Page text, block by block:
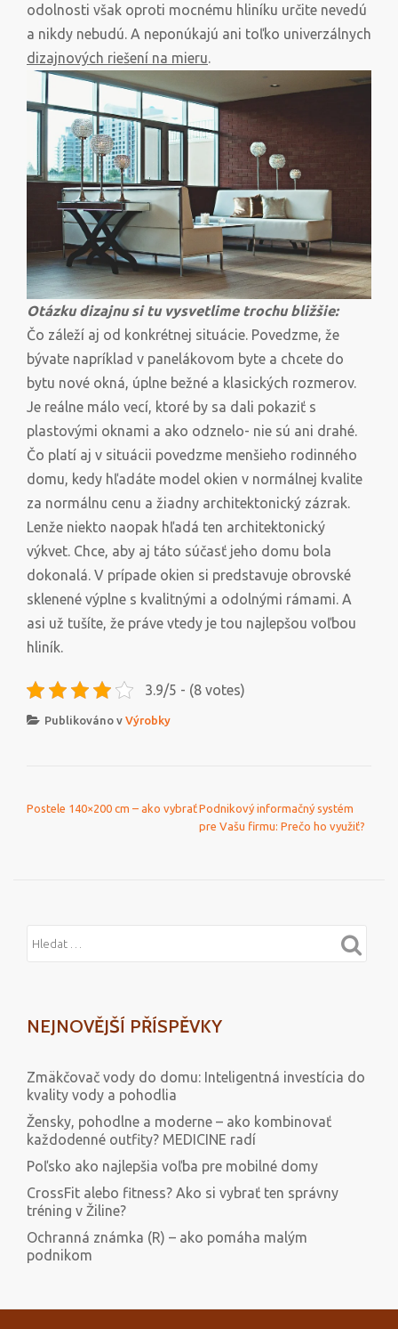
odolnosti však oproti mocnému hliníku určite nevedú
a nikdy nebudú. A neponúkajú ani toľko univerzálnych
dizajnových riešení na mieru.
Otázku dizajnu si tu vysvetlime trochu bližšie:
Čo záleží aj od konkrétnej situácie. Povedzme, že
bývate napríklad v panelákovom byte a chcete do
bytu nové okná, úplne bežné a klasických rozmerov.
Je reálne málo vecí, ktoré by sa dali pokaziť s
plastovými oknami a ako odznelo- nie sú ani drahé.
Čo platí aj v situácii povedzme menšieho rodinného
domu, kedy hľadáte model okien v normálnej kvalite
za normálnu cenu a žiadny architektonický zázrak.
Lenže niekto naopak hľadá ten architektonický
výkvet. Chce, aby aj táto súčasť jeho domu bola
dokonalá. V prípade okien si predstavuje obrovské
sklenené výplne s kvalitnými a odolnými rámami. A
asi už tušíte, že práve vtedy je tou najlepšou voľbou
hliník.
3.9/5 - (8 votes)
Publikováno v Výrobky
Postele 140×200 cm – ako vybraťPodnikový informačný systém
pre Vašu firmu: Prečo ho využiť?
NEJNOVĚJŠÍ PŘÍSPĚVKY
Zmäkčovač vody do domu: Inteligentná investícia do
kvality vody a pohodlia
Žensky, pohodlne a moderne – ako kombinovať
každodenné outfity? MEDICINE radí
Poľsko ako najlepšia voľba pre mobilné domy
CrossFit alebo fitness? Ako si vybrať ten správny
tréning v Žiline?
Ochranná známka (R) – ako pomáha malým
podnikom